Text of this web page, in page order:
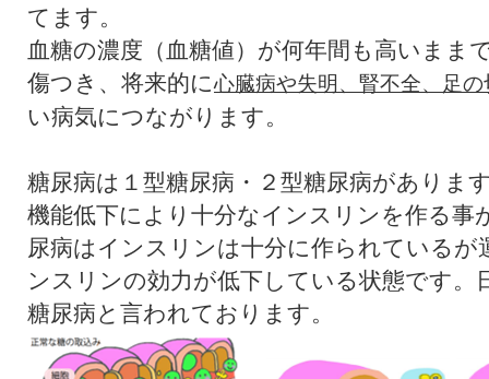
てます。
血糖の濃度（血糖値）が何年間も高いまま
傷つき、将来的に心臓病や失明、腎不全、足
い病気につながります。
糖尿病は１型糖尿病・２型糖尿病がありま
機能低下により十分なインスリンを作る事
尿病はインスリンは十分に作られているが
ンスリンの効力が低下している状態です。
糖尿病と言われております。